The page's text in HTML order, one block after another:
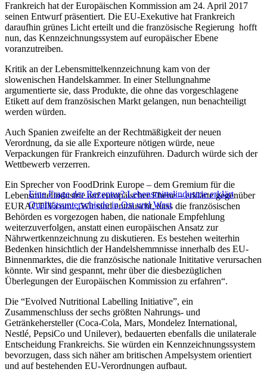
Frankreich hat der Europäischen Kommission am 24. April 2017
seinen Entwurf präsentiert. Die EU-Exekutive hat Frankreich
daraufhin grünes Licht erteilt und die französische Regierung hofft
nun, das Kennzeichnungssystem auf europäischer Ebene
voranzutreiben.
Kritik an der Lebensmittelkennzeichnung kam von der
slowenischen Handelskammer. In einer Stellungnahme
argumentierte sie, dass Produkte, die ohne das vorgeschlagene
Etikett auf dem französischen Markt gelangen, nun benachteiligt
werden würden.
Auch Spanien zweifelte an der Rechtmäßigkeit der neuen
Verordnung, da sie alle Exporteure nötigen würde, neue
Verpackungen für Frankreich einzuführen. Dadurch würde sich der
Wettbewerb verzerren.
Eine Frage der Rezeptur? Lebensmittelindustrie erklärt
Qualitätsunterschiede in Ost und West
Ein Sprecher von FoodDrink Europe – dem Gremium für die
Lebensmittelindustrie auf europäischer Ebene – erklärte gegenüber
EURACTIV.com: „Wir sind enttäuscht, dass die französischen
Behörden es vorgezogen haben, die nationale Empfehlung
weiterzuverfolgen, anstatt einen europäischen Ansatz zur
Nährwertkennzeichnung zu diskutieren. Es bestehen weiterhin
Bedenken hinsichtlich der Handelshemmnisse innerhalb des EU-
Binnenmarktes, die die französische nationale Inititative verursachen
könnte. Wir sind gespannt, mehr über die diesbezüglichen
Überlegungen der Europäischen Kommission zu erfahren“.
Die “Evolved Nutritional Labelling Initiative”, ein
Zusammenschluss der sechs größten Nahrungs- und
Getränkehersteller (Coca-Cola, Mars, Mondelez International,
Nestlé, PepsiCo und Unilever), bedauerten ebenfalls die unilaterale
Entscheidung Frankreichs. Sie würden ein Kennzeichnungssystem
bevorzugen, dass sich näher am britischen Ampelsystem orientiert
und auf bestehenden EU-Verordnungen aufbaut.